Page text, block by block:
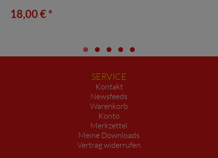
18,00 € *
SERVICE
Kontakt
Newsfeeds
Warenkorb
Konto
Merkzettel
Meine Downloads
Vertrag widerrufen